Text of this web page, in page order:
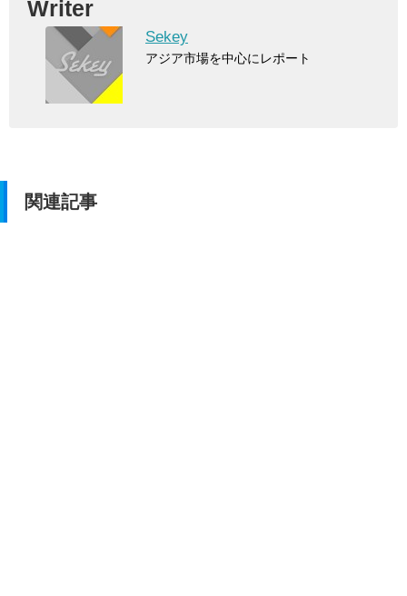
Writer
Sekey
アジア市場を中心にレポート
関連記事